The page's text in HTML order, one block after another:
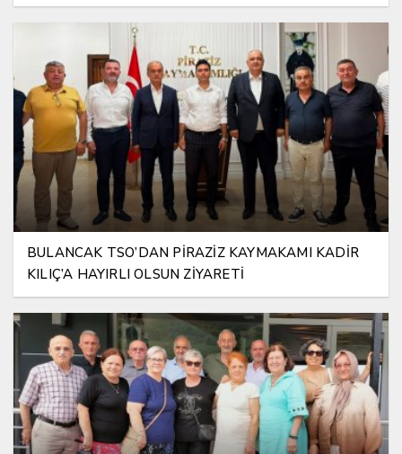
BULANCAK TSO’DAN PİRAZİZ KAYMAKAMI KADİR
KILIÇ’A HAYIRLI OLSUN ZİYARETİ